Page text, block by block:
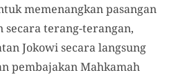
memenangkan pasangan
terang-terangan,
Jokowi secara langsung
pembajakan Mahkamah